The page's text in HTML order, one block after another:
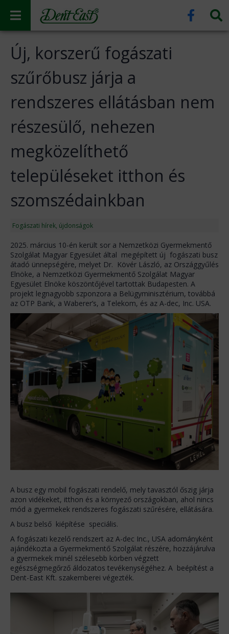
Új, korszerű fogászati
szűrőbusz járja a
rendszeres ellátásban nem
részesülő, nehezen
megközelíthető
településeket itthon és
szomszédainkban
Fogászati hírek, újdonságok
2025. március 10-én került sor a Nemzetközi Gyermekmentő
Szolgálat Magyar Egyesület által megépített új fogászati busz
átadó ünnepségére, melyet Dr. Kövér László, az Országgyűlés
Elnöke, a Nemzetközi Gyermekmentő Szolgálat Magyar
Egyesület Elnöke köszöntőjével tartottak Budapesten. A
projekt legnagyobb szponzora a Belügyminisztérium, továbbá
az OTP Bank, a Waberer’s, a Telekom, és az A-dec, Inc. USA.
A busz egy mobil fogászati rendelő, mely tavasztól őszig járja
azon vidékeket, itthon és a környező országokban, ahol nincs
mód a gyermekek rendszeres fogászati szűrésére, ellátására.
A busz belső kiépítése speciális.
A fogászati kezelő rendszert az A-dec Inc., USA adományként
ajándékozta a Gyermekmentő Szolgálat részére, hozzájárulva
a gyermekek minél szélesebb körben végzett
egészségmegőrző áldozatos tevékenységéhez. A beépítést a
Dent-East Kft. szakemberei végezték.